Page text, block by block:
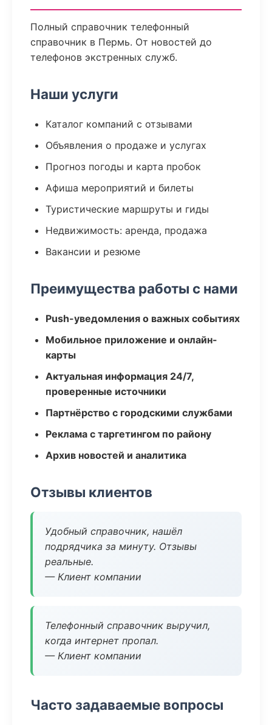
Полный справочник телефонный
справочник в Пермь. От новостей до
телефонов экстренных служб.
Наши услуги
Каталог компаний с отзывами
Объявления о продаже и услугах
Прогноз погоды и карта пробок
Афиша мероприятий и билеты
Туристические маршруты и гиды
Недвижимость: аренда, продажа
Вакансии и резюме
Преимущества работы с нами
Push-уведомления о важных событиях
Мобильное приложение и онлайн-
карты
Актуальная информация 24/7,
проверенные источники
Партнёрство с городскими службами
Реклама с таргетингом по району
Архив новостей и аналитика
Отзывы клиентов
Удобный справочник, нашёл
подрядчика за минуту. Отзывы
реальные.
— Клиент компании
Телефонный справочник выручил,
когда интернет пропал.
— Клиент компании
Часто задаваемые вопросы